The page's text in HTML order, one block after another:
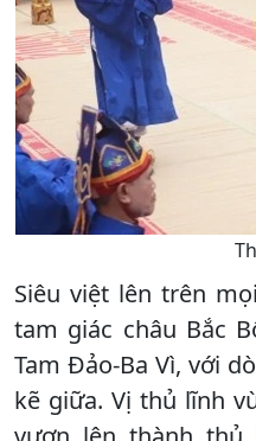
Siêu việt lên trên
tam giác châu Bắc
Tam Đảo-Ba Vì, với
kẽ giữa. Vị thủ lĩnh